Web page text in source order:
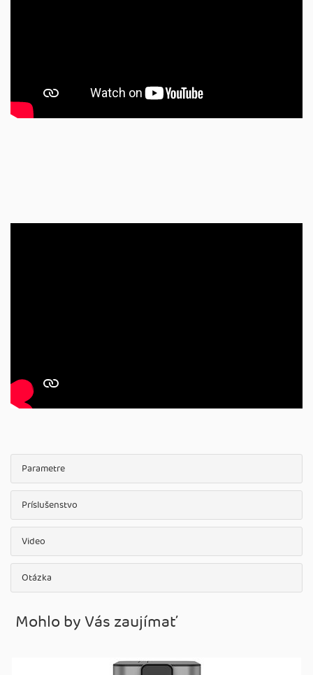
Parametre
Príslušenstvo
Video
Otázka
Mohlo by Vás zaujímať